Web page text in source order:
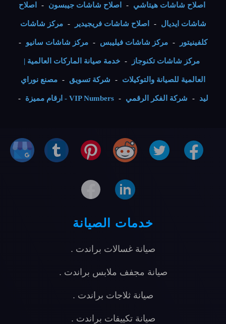
اصلاح شاشات هيتاشي - اصلاح شاشات جيبسون - اصلاح
شاشات ايديال - اصلاح شاشات فريجيدير - مركز شاشات
كلفينيتور - مركز شاشات فيليبس - مركز شاشات سانيو -
مركز شاشات تكنوجاز - خدمة صيانة الماركات العالمية |
العالمية للصيانة والتوكيلات - شركة تسويق - مصنع نوراي
ليد - شركة الفكر الرقمي - VIP Numbers - ارقام مميزة -
خدمات الصيانة
صيانة غسالات براندت .
صيانة مجفف ملابس براندت .
صيانة ثلاجات براندت .
صيانة تكييفات براندت .